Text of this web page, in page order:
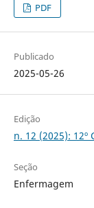
PDF
Publicado
2025-05-26
Edição
n. 12 (2025):
Seção
Enfermagem